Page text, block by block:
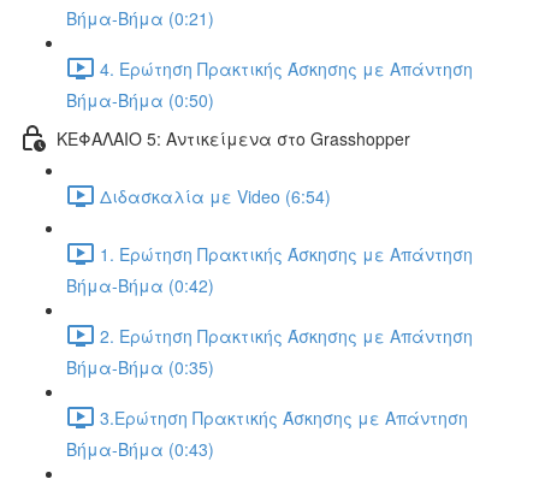
Βήμα-Βήμα (0:21)
4. Ερώτηση Πρακτικής Άσκησης με Απάντηση
Βήμα-Βήμα (0:50)
ΚΕΦΑΛΑΙΟ 5: Αντικείμενα στο Grasshopper
Διδασκαλία με Video (6:54)
1. Ερώτηση Πρακτικής Άσκησης με Απάντηση
Βήμα-Βήμα (0:42)
2. Ερώτηση Πρακτικής Άσκησης με Απάντηση
Βήμα-Βήμα (0:35)
3.Ερώτηση Πρακτικής Άσκησης με Απάντηση
Βήμα-Βήμα (0:43)